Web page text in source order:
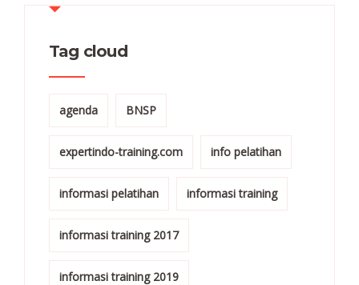
Tag cloud
agenda BNSP
expertindo-training.com info pelatihan
informasi pelatihan informasi training
informasi training 2017
informasi training 2019